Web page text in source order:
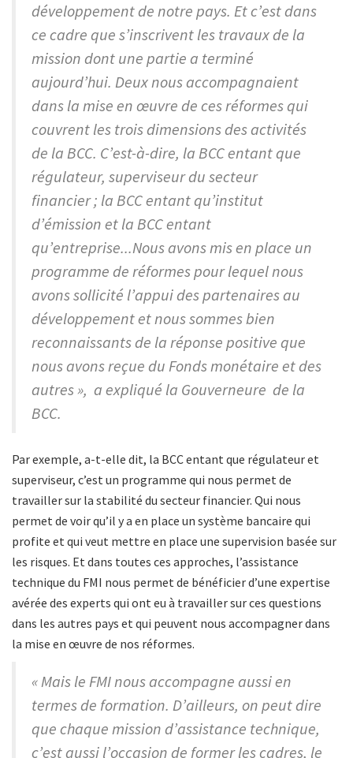
développement de notre pays. Et c’est dans
ce cadre que s’inscrivent les travaux de la
mission dont une partie a terminé
aujourd’hui. Deux nous accompagnaient
dans la mise en œuvre de ces réformes qui
couvrent les trois dimensions des activités
de la BCC. C’est-à-dire, la BCC entant que
régulateur, superviseur du secteur
financier ; la BCC entant qu’institut
d’émission et la BCC entant
qu’entreprise...Nous avons mis en place un
programme de réformes pour lequel nous
avons sollicité l’appui des partenaires au
développement et nous sommes bien
reconnaissants de la réponse positive que
nous avons reçue du Fonds monétaire et des
autres », a expliqué la Gouverneure de la
BCC.
Par exemple, a-t-elle dit, la BCC entant que régulateur et
superviseur, c’est un programme qui nous permet de
travailler sur la stabilité du secteur financier. Qui nous
permet de voir qu’il y a en place un système bancaire qui
profite et qui veut mettre en place une supervision basée sur
les risques. Et dans toutes ces approches, l’assistance
technique du FMI nous permet de bénéficier d’une expertise
avérée des experts qui ont eu à travailler sur ces questions
dans les autres pays et qui peuvent nous accompagner dans
la mise en œuvre de nos réformes.
« Mais le FMI nous accompagne aussi en
termes de formation. D’ailleurs, on peut dire
que chaque mission d’assistance technique,
c’est aussi l’occasion de former les cadres, le